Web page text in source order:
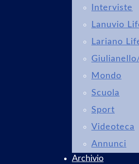
Interviste
Lanuvio
Lariano
Mondo
Scuola
Sport
Videoteca
Annunci
Archivio